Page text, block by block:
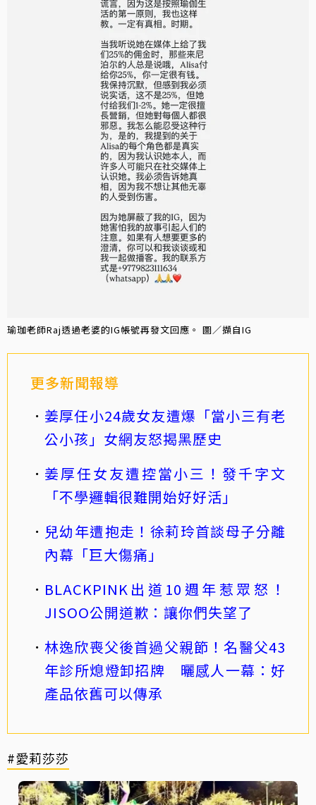
瑜珈老師Raj透過老婆的IG帳號再發文回應。 圖／擷自IG
更多新聞報導
姜厚任小24歲女友遭爆「當小三有老
公小孩」女網友怒揭黑歷史
姜厚任女友遭控當小三！發千字文
「不學邏輯很難開始好好活」
兒幼年遭抱走！徐莉玲首談母子分離
內幕「巨大傷痛」
BLACKPINK出道10週年惹眾怒！
JISOO公開道歉：讓你們失望了
林逸欣喪父後首過父親節！名醫父43
年診所熄燈卸招牌 曬感人一幕：好
產品依舊可以傳承
#愛莉莎莎